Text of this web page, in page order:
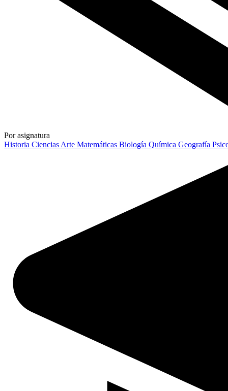
Por asignatura
Historia Ciencias Arte Matemáticas Biología Química Geografía